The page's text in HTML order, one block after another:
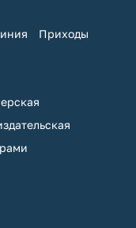
Приходы